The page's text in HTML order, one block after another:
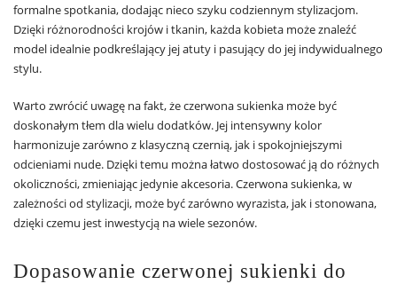
formalne spotkania, dodając nieco szyku codziennym stylizacjom.
Dzięki różnorodności krojów i tkanin, każda kobieta może znaleźć
model idealnie podkreślający jej atuty i pasujący do jej indywidualnego
stylu.
Warto zwrócić uwagę na fakt, że czerwona sukienka może być
doskonałym tłem dla wielu dodatków. Jej intensywny kolor
harmonizuje zarówno z klasyczną czernią, jak i spokojniejszymi
odcieniami nude. Dzięki temu można łatwo dostosować ją do różnych
okoliczności, zmieniając jedynie akcesoria. Czerwona sukienka, w
zależności od stylizacji, może być zarówno wyrazista, jak i stonowana,
dzięki czemu jest inwestycją na wiele sezonów.
Dopasowanie czerwonej sukienki do